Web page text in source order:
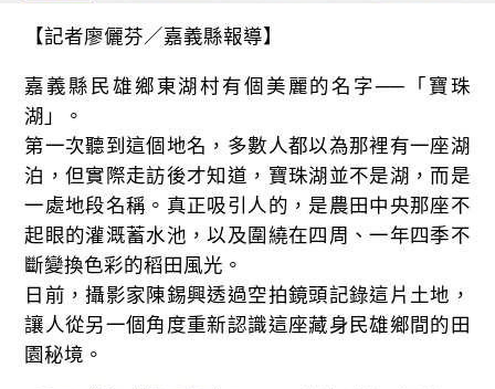
【記者廖儷芬／嘉義縣報導】
嘉義縣民雄鄉東湖村有個美麗的名字──「寶珠
湖」。
第一次聽到這個地名，多數人都以為那裡有一座湖
泊，但實際走訪後才知道，寶珠湖並不是湖，而是
一處地段名稱。真正吸引人的，是農田中央那座不
起眼的灌溉蓄水池，以及圍繞在四周、一年四季不
斷變換色彩的稻田風光。
日前，攝影家陳錫興透過空拍鏡頭記錄這片土地，
讓人從另一個角度重新認識這座藏身民雄鄉間的田
園秘境。